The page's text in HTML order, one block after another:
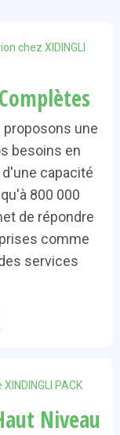
proposons une
besoins en
capacité
800 000
de répondre
comme
services
Niveau